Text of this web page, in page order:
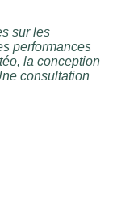
sur les
performances
la conception
consultation